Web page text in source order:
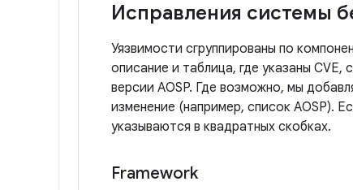
Исправления системы
Уязвимости сгруппированы по
описание и таблица, где указаны CVE,
версии AOSP. Где возможно, мы
изменение (например, список AOSP).
указываются в квадратных скобках.
Framework